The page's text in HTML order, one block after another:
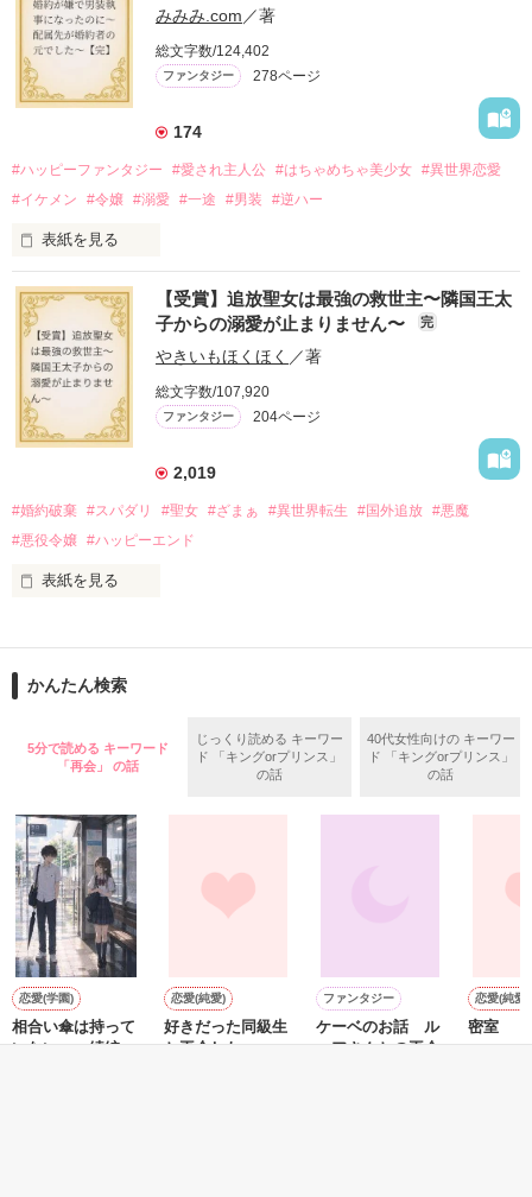
た。
娼館（たぶん）の店主は札束でビンタしてくる謎の男。
金と引き換えに雇われたと思いきや……契約結婚だった！？
裏社会を牛耳るロベールは仮面をつけており、謎が多いが幸せ
な結婚生活を満喫中。
そこでロベールを慕うアリスに一方的に敵視され、嫌がらせを
勘違いから始まる初夜騒動に危険ばかりの血まみれ新婚生活。
「──はい、喜んで！」
出会いは最悪、結婚生活は最高……？
愛を知らない公爵と天然怪力令嬢の溺愛バイオレンスラブコメ
ディです。
＊この世界のお金はお札にさせてください。
＊なろう、カクヨム、アルファポリス掲載中
作品を読む
みみみ.com／著
総文字数/124,402
ファンタジー 278ページ
174
#ハッピーファンタジー #愛され主人公 #はちゃめちゃ美少女 #異世界恋愛
#イケメン
#令嬢 #溺愛 #一途 #男装 #逆ハー
表紙を見る
＼異世界ラブコメ×ハッピーファンタジー／
「いやっほぉぉおお〜い！！！！」
バンジーした侯爵令嬢の先にいたのは
甘いマスクの公爵様の頭上でした
「ど、どいてぇぇぇえ！！！！！」
「…は？」
リリィ・ロゼッタ侯爵令嬢
ふんわりとした淡いピンクの髪に澄んだ水色の瞳
透き通るほど白い肌と華奢の手足
お人形のように可愛いらしい見た目とは裏腹に
ギル・レイヴン公爵
サラサラとした綺麗な黒髪に綺麗な青色の瞳
あまりにも整った顔は女性たちを引き寄せる
社交界で圧倒的人気を誇っていた
表では甘いマスクを被る彼の裏は……
【受賞】追放聖女は最強の救世主〜隣国王太
子からの溺愛が止まりません〜
完
やきいもほくほく ／著
総文字数/107,920
ファンタジー 204ページ
2,019
#婚約破棄 #スパダリ #聖女 #ざまぁ #異世界転生 #国外追放 #悪魔
#悪役令嬢 #ハッピーエンド
表紙を見る
第5回 一二三書房 WEB小説大賞
ありがとうございますヽ(´▽｀)/
２０２５.０２.１５　書籍発売中です！
○●○●○●○●○●○●○●○●
らう」
パーティーの場で、シュバリタイア王国の王太子……セドリッ
ク・ノル・シュバリタイアの声が響く。
その隣にはフランソワーズの義理の妹、マドレーヌが立ってい
た。
（さて……ここまでは物語通りかしら）
フランソワーズ・ベルナールは前世で読んだ小説の悪役令嬢だ
った。
そして『聖女』として悪魔の宝玉を抑えて国を守っていたのだ
が……。
かんたん検索
5分で読める キーワード
「再会」 の話
じっくり読める キーワー
ド 「キングorプリンス」
の話
40代女性向けの キーワー
ド 「キングorプリンス」
の話
恋愛(学園)
相合い傘は持って
いない 〜続編〜
恋愛(純愛)
好きだった同級生
と再会した
ファンタジー
ケーベのお話 ル
ーアさんとの再会
恋愛(純愛)
密室